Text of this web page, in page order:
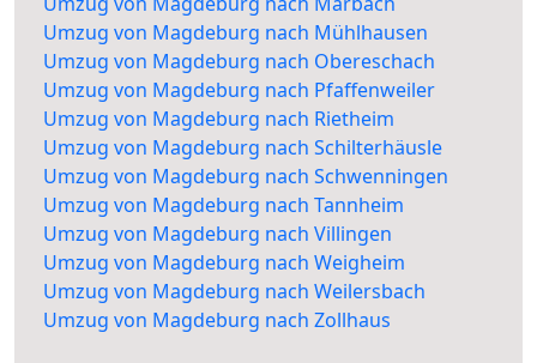
Umzug von Magdeburg nach Mühlhausen
Umzug von Magdeburg nach Obereschach
Umzug von Magdeburg nach Pfaffenweiler
Umzug von Magdeburg nach Rietheim
Umzug von Magdeburg nach Schilterhäusle
Umzug von Magdeburg nach Schwenningen
Umzug von Magdeburg nach Tannheim
Umzug von Magdeburg nach Villingen
Umzug von Magdeburg nach Weigheim
Umzug von Magdeburg nach Weilersbach
Umzug von Magdeburg nach Zollhaus